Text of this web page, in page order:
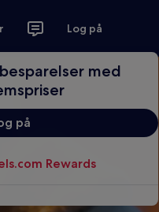
Log på
med
på
Rewards